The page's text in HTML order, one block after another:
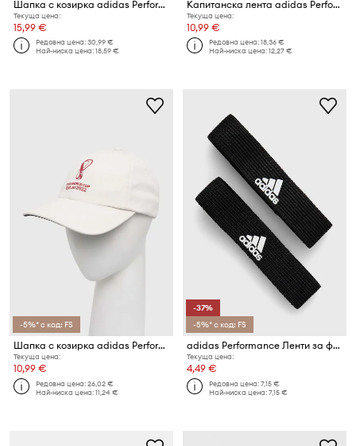
Шапка с козирка adidas Performance Euro 2024
Текуща цена:
15,99 €
Редовна цена:30,99 €
Най-ниска цена:18,59 €
Капитанска лента adidas Performance Tiro League
Текуща цена:
10,99 €
Редовна цена:18,36 €
Най-ниска цена:12,27 €
-5%* с код: FS
Шапка с козирка adidas Performance
Текуща цена:
10,99 €
Редовна цена:26,02 €
Най-ниска цена:11,24 €
-37%
-5%* с код: FS
adidas Performance Ленти за фиксиране за футболни чорапи
Текуща цена:
4,49 €
Редовна цена:7,15 €
Най-ниска цена:7,15 €